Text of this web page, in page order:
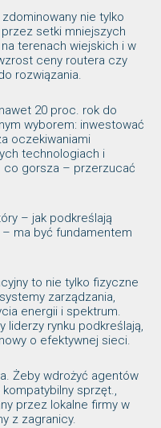
nie tylko
setki mniejszych
terenach wiejskich i w
ceny routera czy
rozwiązania.
20 proc. rok do
wyborem: inwestować
oczekiwaniami
technologiach i
co gorsza – przerzucać
– jak podkreślają
– ma być fundamentem
to nie tylko fizyczne
zarządzania,
energii i spektrum.
liderzy rynku podkreślają,
o efektywnej sieci.
Żeby wdrożyć agentów
sprzęt.,
przez lokalne firmy w
z zagranicy.